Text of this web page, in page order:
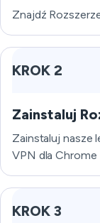
Znajdź
KROK 2
Zainstaluj
Zainstaluj nasze
VPN dla
KROK 3